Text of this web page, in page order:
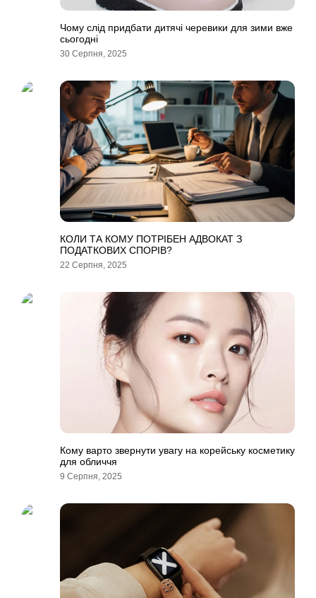
Чому слід придбати дитячі черевики для зими вже
сьогодні
30 Серпня, 2025
КОЛИ ТА КОМУ ПОТРІБЕН АДВОКАТ З
ПОДАТКОВИХ СПОРІВ?
22 Серпня, 2025
Кому варто звернути увагу на корейську косметику
для обличчя
9 Серпня, 2025